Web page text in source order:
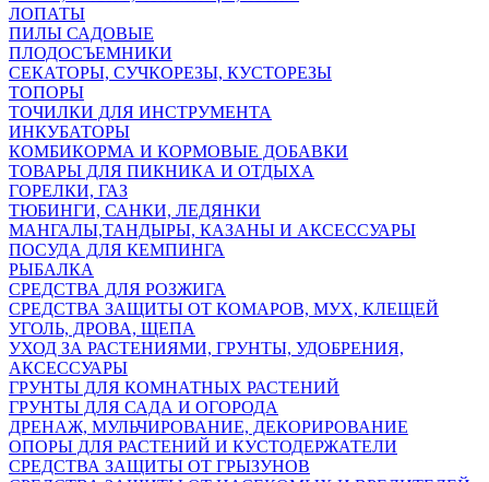
ЛОПАТЫ
ПИЛЫ САДОВЫЕ
ПЛОДОСЪЕМНИКИ
СЕКАТОРЫ, СУЧКОРЕЗЫ, КУСТОРЕЗЫ
ТОПОРЫ
ТОЧИЛКИ ДЛЯ ИНСТРУМЕНТА
ИНКУБАТОРЫ
КОМБИКОРМА И КОРМОВЫЕ ДОБАВКИ
ТОВАРЫ ДЛЯ ПИКНИКА И ОТДЫХА
ГОРЕЛКИ, ГАЗ
ТЮБИНГИ, САНКИ, ЛЕДЯНКИ
МАНГАЛЫ,ТАНДЫРЫ, КАЗАНЫ И АКСЕССУАРЫ
ПОСУДА ДЛЯ КЕМПИНГА
РЫБАЛКА
СРЕДСТВА ДЛЯ РОЗЖИГА
СРЕДСТВА ЗАЩИТЫ ОТ КОМАРОВ, МУХ, КЛЕЩЕЙ
УГОЛЬ, ДРОВА, ЩЕПА
УХОД ЗА РАСТЕНИЯМИ, ГРУНТЫ, УДОБРЕНИЯ,
АКСЕССУАРЫ
ГРУНТЫ ДЛЯ КОМНАТНЫХ РАСТЕНИЙ
ГРУНТЫ ДЛЯ САДА И ОГОРОДА
ДРЕНАЖ, МУЛЬЧИРОВАНИЕ, ДЕКОРИРОВАНИЕ
ОПОРЫ ДЛЯ РАСТЕНИЙ И КУСТОДЕРЖАТЕЛИ
СРЕДСТВА ЗАЩИТЫ ОТ ГРЫЗУНОВ